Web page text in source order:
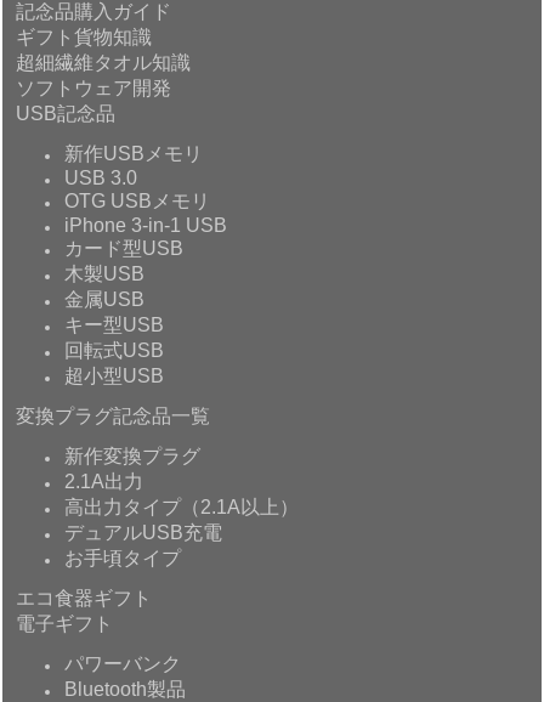
記念品購入ガイド
ギフト貨物知識
超細繊維タオル知識
ソフトウェア開発
USB記念品
新作USBメモリ
USB 3.0
OTG USBメモリ
iPhone 3-in-1 USB
カード型USB
木製USB
金属USB
キー型USB
回転式USB
超小型USB
変換プラグ記念品一覧
新作変換プラグ
2.1A出力
高出力タイプ（2.1A以上）
デュアルUSB充電
お手頃タイプ
エコ食器ギフト
電子ギフト
パワーバンク
Bluetooth製品